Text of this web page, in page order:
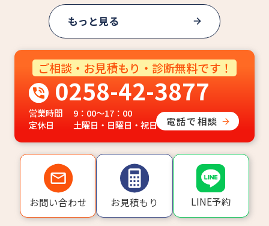
もっと見る
ご相談・お見積もり・診断無料です！
0258-42-3877
営業時間
9：00～17：00
定休日
土曜日・日曜日・祝日 電話で相談
お問い合わせ お見積もり LINE予約